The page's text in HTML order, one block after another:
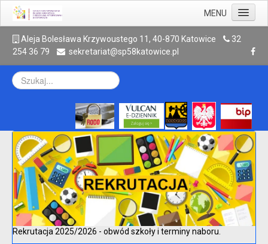
MENU
Aktualności
Rodzic
Kontakt
Archiwum
A leja Bolesława Krzywoustego 11, 40-870 Katowice
32
254 36 79
sekretariat@sp58katowice.pl
Rekrutacja 2025/2026 - obwód szkoły i terminy naboru.